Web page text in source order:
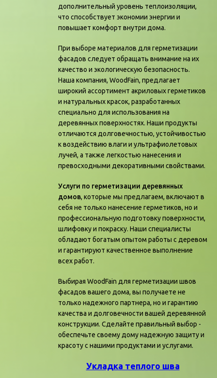
дополнительный уровень теплоизоляции,
что способствует экономии энергии и
повышает комфорт внутри дома.
При выборе материалов для герметизации
фасадов следует обращать внимание на их
качество и экологическую безопасность.
Наша компания, WoodFain, предлагает
широкий ассортимент акриловых герметиков
и натуральных красок, разработанных
специально для использования на
деревянных поверхностях. Наши продукты
отличаются долговечностью, устойчивостью
к воздействию влаги и ультрафиолетовых
лучей, а также легкостью нанесения и
превосходными декоративными свойствами.
Услуги по герметизации деревянных
домов, которые мы предлагаем, включают в
себя не только нанесение герметиков, но и
профессиональную подготовку поверхности,
шлифовку и покраску. Наши специалисты
обладают богатым опытом работы с деревом
и гарантируют качественное выполнение
всех работ.
Выбирая WoodFain для герметизации швов
фасадов вашего дома, вы получаете не
только надежного партнера, но и гарантию
качества и долговечности вашей деревянной
конструкции. Сделайте правильный выбор -
обеспечьте своему дому надежную защиту и
красоту с нашими продуктами и услугами.
Укладка теплого шва